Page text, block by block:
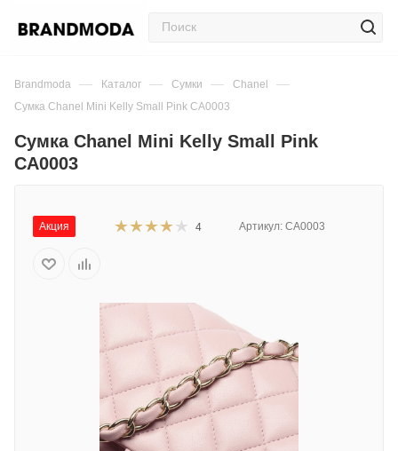
Brandmoda — Каталог — Сумки — Chanel —
Сумка Chanel Mini Kelly Small Pink CA0003
Сумка Chanel Mini Kelly Small Pink
CA0003
Акция 4 Артикул: CA0003